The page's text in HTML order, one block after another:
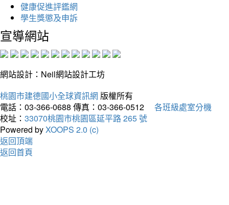
健康促進評鑑網
學生獎懲及申訴
宣導網站
網站設計：Neil網站設計工坊
桃園市建德國小全球資訊網 版權所有
電話：03-366-0688 傳真：03-366-0512
各班級處室分機
校址： 33070桃園市桃園區延平路 265 號
Powered byXOOPS 2.0 (c)
返回頂端
返回首頁